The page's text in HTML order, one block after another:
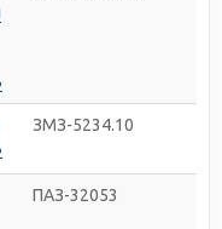
ЗМЗ-5234.10
ПАЗ-32053